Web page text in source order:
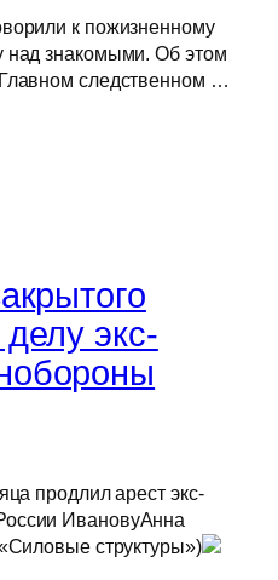
к пожизненному
над знакомыми. Об этом
следственном …
экс-
продлил арест экс-
ИвановуАнна
структуры»)